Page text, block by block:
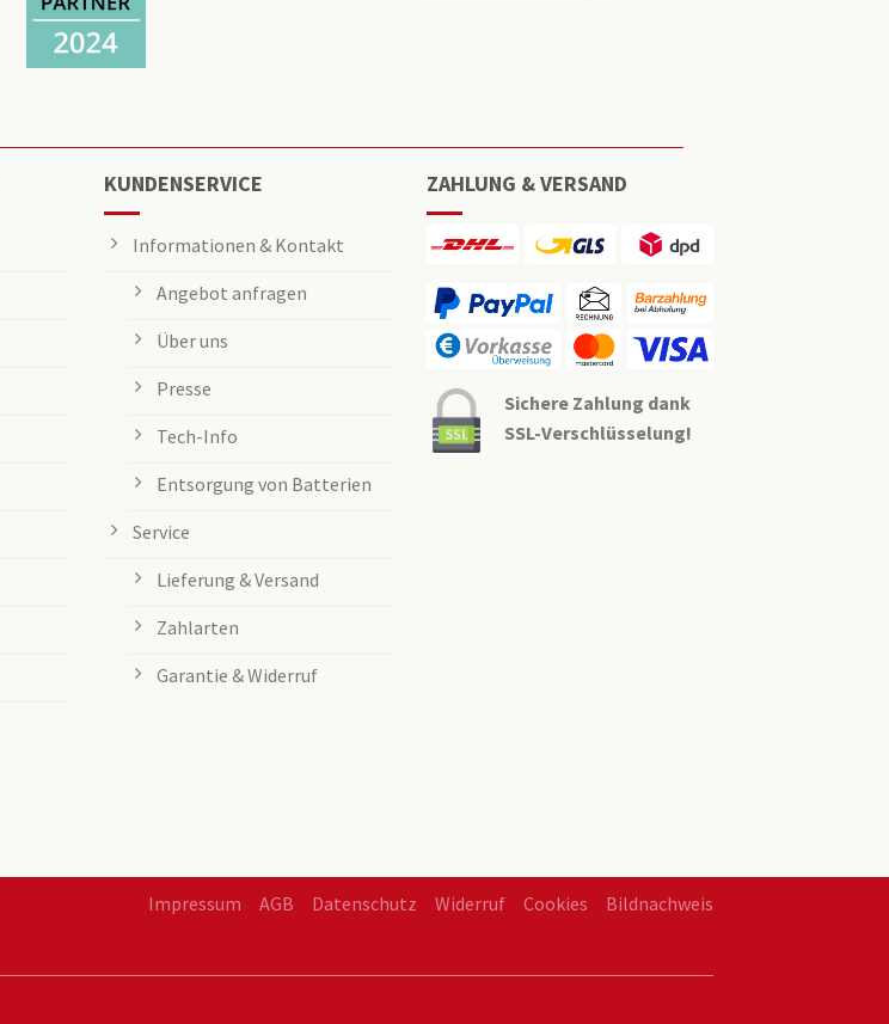
KUNDENSERVICE
Informationen & Kontakt
Angebot anfragen
Über uns
Presse
Tech-Info
Entsorgung von Batterien
Service
Lieferung & Versand
Zahlarten
Garantie & Widerruf
ZAHLUNG & VERSAND
Sichere Zahlung dank
SSL-Verschlüsselung!
Impressum AGB Datenschutz Widerruf Cookies Bildnachweis